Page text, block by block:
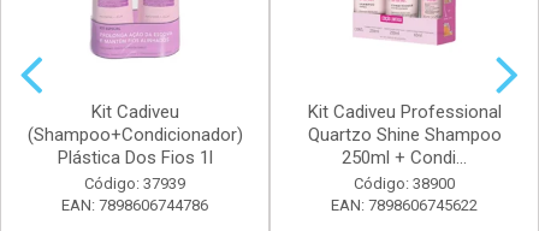
Kit Cadiveu
(Shampoo+Condicionador)
Plástica Dos Fios 1l
Código: 37939
EAN: 7898606744786
Kit Cadiveu Professional
Quartzo Shine Shampoo
250ml + Condi...
Código: 38900
EAN: 7898606745622